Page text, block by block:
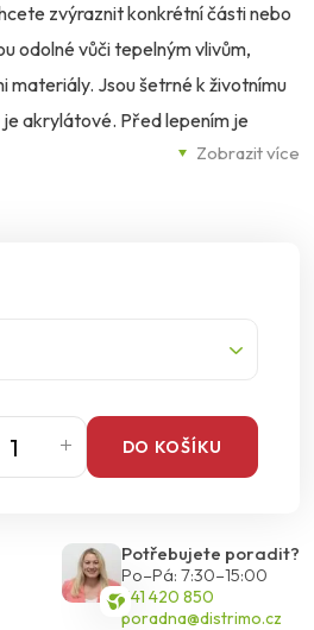
Zobrazit více
zvýraznit konkrétní části nebo
odolné vůči tepelným vlivům,
materiály. Jsou šetrné k životnímu
akrylátové. Před lepením je
pásek je také možné provést
DO KOŠÍKU
Potřebujete poradit?
Po–Pá: 7:30–15:00
541 420 850
poradna@distrimo.cz